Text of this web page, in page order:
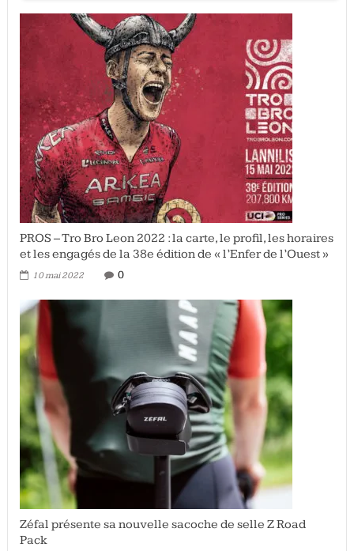
PROS – Tro Bro Leon 2022 : la carte, le profil, les horaires
et les engagés de la 38e édition de « l’Enfer de l’Ouest »
10 mai 2022 0
Zéfal présente sa nouvelle sacoche de selle Z Road
Pack